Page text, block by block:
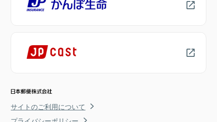
サイトのご利用について